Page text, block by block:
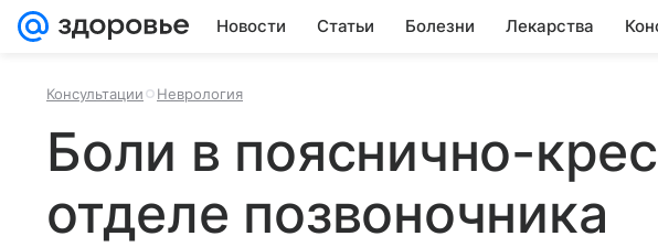
Новости Статьи Болезни Лекарства
Консультации Неврология
Боли в пояснично-
отделе позвоночника